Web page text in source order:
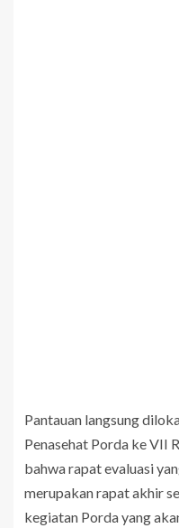
Pantauan langsung
Penasehat Porda ke VII
bahwa rapat evaluasi
merupakan rapat akhir
kegiatan Porda yang